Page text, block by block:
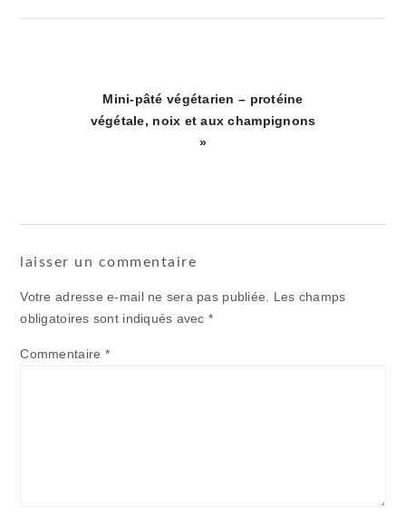
Article
suivant
Mini-pâté végétarien – protéine
végétale, noix et aux champignons
»
lecteur
laisser un commentaire
Votre adresse e-mail ne sera pas publiée.
Les champs
obligatoires sont indiqués avec*
Commentaire *